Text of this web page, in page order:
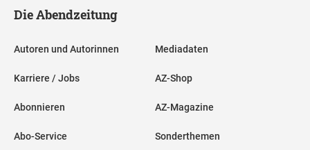
Die Abendzeitung
Autoren und Autorinnen
Karriere / Jobs
Abonnieren
Abo-Service
Mediadaten
AZ-Shop
AZ-Magazine
Sonderthemen